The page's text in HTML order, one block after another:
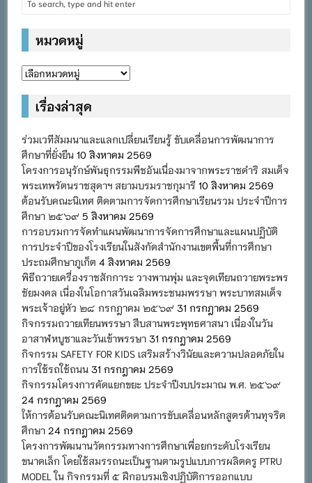
หมวดหมู่
หมวด
เรื่องล่าสุด
ร่วมเวทีสัมมนาและแลกเปลี่ยนเรียนรู้ ขับเคลื่อนการพัฒนาการ
ศึกษาที่ยั่งยืน 10 สิงหาคม 2569
โครงการอนุรักษ์พันธุกรรมพืชอันเนื่องมาจากพระราชดำริ สมเด็จ
พระเทพรัตนราชสุดาฯ สยามบรมราชกุมารี 10 สิงหาคม 2569
ต้อนรับคณะนิเทศ ติดตามการจัดการศึกษาเรียนรวม ประจำปีการ
ศึกษา ๒๕๖๙ 5 สิงหาคม 2569
การอบรมการจัดทำแผนพัฒนาการจัดการศึกษาและแผนปฏิบัติ
การประจำปีของโรงเรียนในสังกัดสำนักงานเขตพื้นที่การศึกษา
ประถมศึกษาภูเก็ต 4 สิงหาคม 2569
พิธีถวายเครื่องราชสักการะ วางพานพุ่ม และจุดเทียนถวายพระพร
ชัยมงคล เนื่องในโอกาสวันเฉลิมพระชนมพรรษา พระบาทสมเด็จ
พระเจ้าอยู่หัว ๒๘ กรกฎาคม ๒๕๖๙ 31 กรกฎาคม 2569
กิจกรรมถวายเทียนพรรษา สืบสานพระพุทธศาสนา เนื่องในวัน
อาสาฬหบูชาและวันเข้าพรรษา 31 กรกฎาคม 2569
กิจกรรม SAFETY FOR KIDS เสริมสร้างวินัยและความปลอดภัยใน
การใช้รถใช้ถนน 31 กรกฎาคม 2569
กิจกรรมโครงการคัดแยกขยะ ประจำปีงบประมาณ พ.ศ. ๒๕๖๙
24 กรกฎาคม 2569
ให้การต้อนรับคณะนิเทศติดตามการขับเคลื่อนหลักสูตรต้านทุจริต
ศึกษา 24 กรกฎาคม 2569
โครงการพัฒนานวัตกรรมทางการศึกษาเพื่อยกระดับโรงเรียน
ขนาดเล็ก โดยใช้สมรรถนะเป็นฐานตามรูปแบบการผลิตครู PTRU
MODEL ใน กิจกรรมที่ ๕ ฝึกอบรมเชิงปฏิบัติการออกแบบ